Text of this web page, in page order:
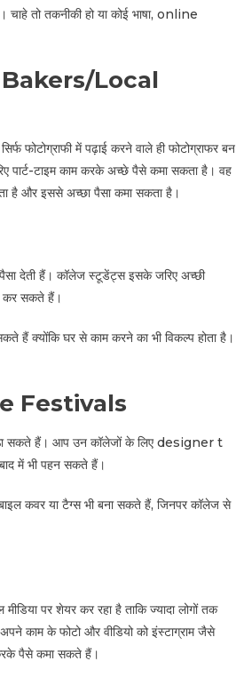
तो तकनीकी हो या कोई भाषा, online
Local
फोटोग्राफी में पढ़ाई करने वाले ही फोटोग्राफर बन
पार्ट-टाइम काम करके अच्छे पैसे कमा सकता है। वह
है और इससे अच्छा पैसा कमा सकता है।
देती हैं। कॉलेज स्टूडेंट्स इसके जरिए अच्छी
कर सकते हैं।
क्योंकि घर से काम करने का भी विकल्प होता है।
Festivals
सकते हैं। आप उन कॉलेजों के लिए designer t
में भी पहन सकते हैं।
कवर या टैग्स भी बना सकते हैं, जिनपर कॉलेज से
पर शेयर कर रहा है ताकि ज्यादा लोगों तक
काम के फोटो और वीडियो को इंस्टाग्राम जैसे
करके पैसे कमा सकते हैं।